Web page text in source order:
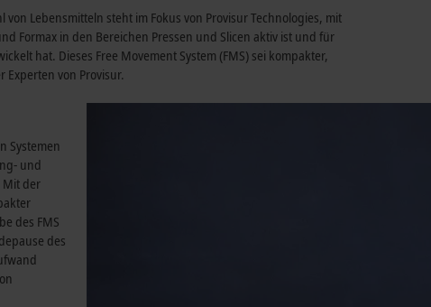
Lebensmitteln steht im Fokus von Provisur Technologies, mit
Formax in den Bereichen Pressen und Slicen aktiv ist und für
hat. Dieses Free Movement System (FMS) sei kompakter,
von Provisur.
Systemen
und
Mit der
des FMS
des